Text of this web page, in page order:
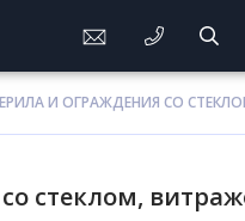
И ОГРАЖДЕНИЯ СО
стеклом,